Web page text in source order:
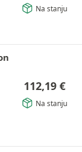
Na stanju
112,19 €
Na stanju